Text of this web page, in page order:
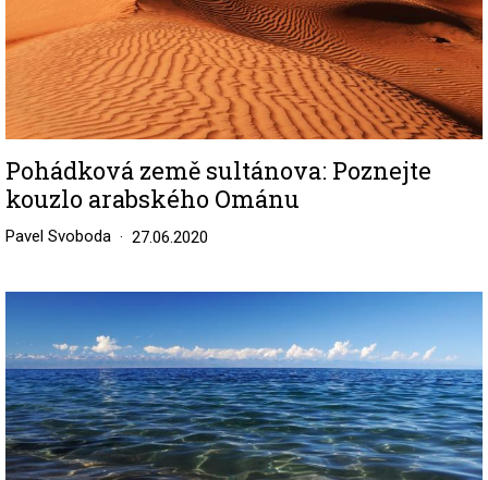
Pohádková země sultánova: Poznejte
kouzlo arabského Ománu
Pavel Svoboda 27.06.2020